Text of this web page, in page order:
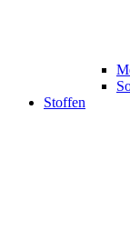
Stoffen